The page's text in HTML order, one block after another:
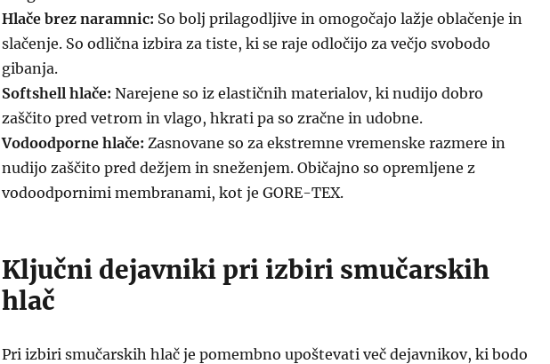
Hlače brez naramnic: So bolj prilagodljive in omogočajo lažje oblačenje in
slačenje. So odlična izbira za tiste, ki se raje odločijo za večjo svobodo
gibanja.
Softshell hlače: Narejene so iz elastičnih materialov, ki nudijo dobro
zaščito pred vetrom in vlago, hkrati pa so zračne in udobne.
Vodoodporne hlače: Zasnovane so za ekstremne vremenske razmere in
nudijo zaščito pred dežjem in sneženjem. Običajno so opremljene z
vodoodpornimi membranami, kot je GORE-TEX.
Ključni dejavniki pri izbiri smučarskih
hlač
Pri izbiri smučarskih hlač je pomembno upoštevati več dejavnikov, ki bodo